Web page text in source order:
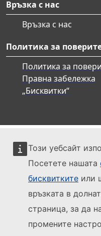
Този уебсайт
Посетете нашата
бисквитките или
връзката в
страница, за да
промените
Връзка с нас
Връзка с нас
Политика за
Политика за
Правна забележка
„Бисквитки“